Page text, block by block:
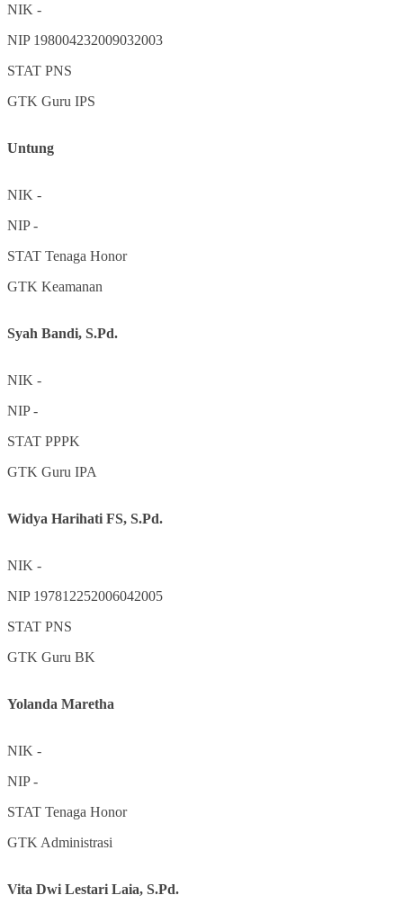
NIK -
NIP 198004232009032003
STAT PNS
GTK Guru IPS
Untung
NIK -
NIP-
STAT Tenaga Honor
GTK Keamanan
Syah Bandi, S.Pd.
NIK -
NIP-
STAT PPPK
GTK Guru IPA
Widya Harihati FS, S.Pd.
NIK -
NIP 197812252006042005
STAT PNS
GTK Guru BK
Yolanda Maretha
NIK -
NIP-
STAT Tenaga Honor
GTK Administrasi
Vita Dwi Lestari Laia, S.Pd.